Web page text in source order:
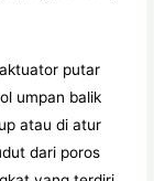
putar
umpan balik
atau di atur
dari poros